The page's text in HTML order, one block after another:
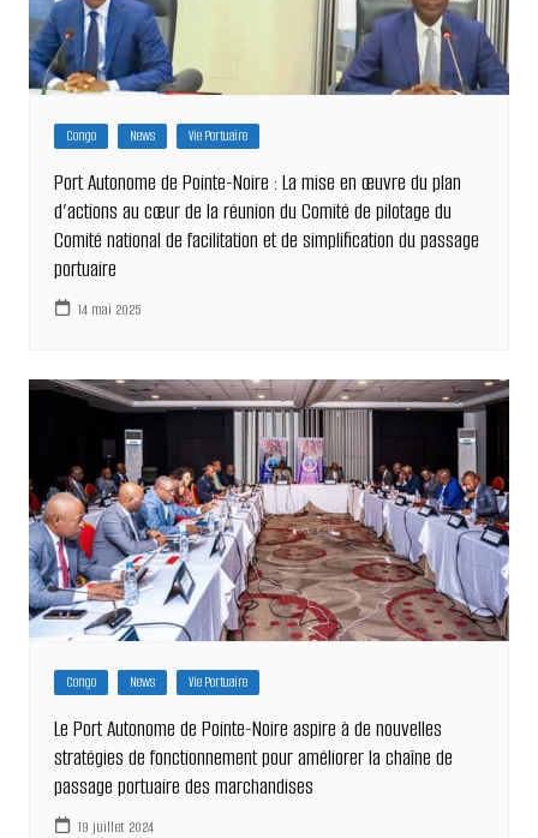
Congo News Vie Portuaire
Port Autonome de Pointe-Noire : La mise en œuvre du plan
d’actions au cœur de la réunion du Comité de pilotage du
Comité national de facilitation et de simplification du passage
portuaire
14 mai 2025
Congo News Vie Portuaire
Le Port Autonome de Pointe-Noire aspire à de nouvelles
stratégies de fonctionnement pour améliorer la chaîne de
passage portuaire des marchandises
19 juillet 2024